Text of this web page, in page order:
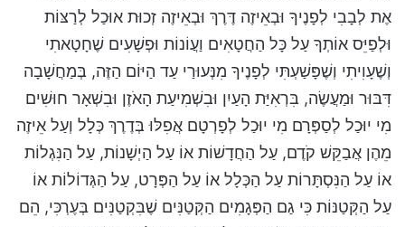
אֶת לְבָבִי לְפָנֶיךָ וּבְאֵיזֶה דֶּרֶךְ וּבְאֵיזֶה זְכוּת אוּכַל לְרַצּוֹת
וּלְפַיֵּס אוֹתְךָ עַל כָּל הַחֲטָאִים וַעֲוֹנוֹת וּפְשָׁעִים שֶׁחָטָאתִי
וְשֶׁעָוִיתִי וְשֶׁפָּשַׁעְתִּי לְפָנֶיךָ מִנְּעוּרַי עַד הַיּוֹם הַזֶּה, בְּמַחֲשָׁבָה
דִּבּוּר וּמַעֲשֶׂה, בִּרְאִיַּת הָעַיִן וּבִשְׁמִיעַת הָאֹזֶן וּבִשְׁאָר חוּשִׁים
מִי יוּכַל לְסַפְּרָם מִי יוּכַל לְפָרְטָם אֲפִלּוּ בְּדֶרֶךְ כְּלָל וְעַל אֵיזֶה
מֵהֶן אֲבַקֵּשׁ קֹדֶם, עַל הַחֲדָשׁוֹת אוֹ עַל הַיְשָׁנוֹת, עַל הַנִּגְלוֹת
אוֹ עַל הַנִּסְתָּרוֹת עַל הַכְּלָל אוֹ עַל הַפְּרָט, עַל הַגְּדוֹלוֹת אוֹ
עַל הַקְּטַנּוֹת כִּי גַם הַפְּגָמִים הַקְּטַנִּים שֶׁבִּקְטַנִּים בְּעֶרְכִּי, הֵם